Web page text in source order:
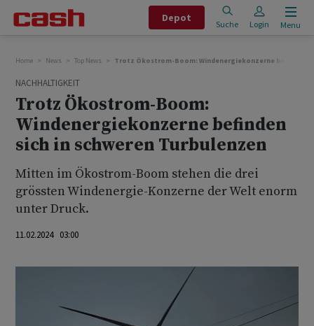
Depot
Suche Login Menu
Home News Top News Trotz Ökostrom-Boom: Windenergiekonzerne befinden
NACHHALTIGKEIT
Trotz Ökostrom-Boom:
Windenergiekonzerne befinden
sich in schweren Turbulenzen
Mitten im Ökostrom-Boom stehen die drei
grössten Windenergie-Konzerne der Welt enorm
unter Druck.
11.02.2024 03:00